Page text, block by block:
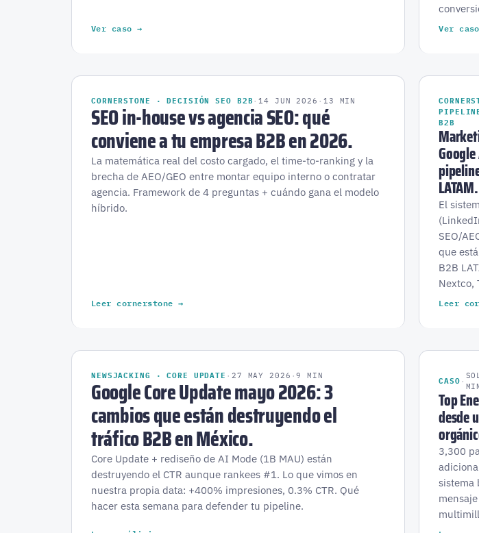
Ver caso → Ver
CORNERSTONE · DECISIÓN SEO B2B ·14 JUN 2026 · 13 MIN
SEO in-house vs agencia SEO: qué
conviene a tu empresa B2B en 2026.
La matemática real del costo cargado, el time-to-ranking y la
brecha de AEO/GEO entre montar equipo interno o contratar
agencia. Framework de 4 preguntas + cuándo gana el modelo
híbrido.
Leer cornerstone →
B2B
LATAM.
El
SEO/
que
B2B
Nextco,
Leer
NEWSJACKING · CORE UPDATE · 27 MAY 2026 ·9 MIN
Google Core Update mayo 2026: 3
cambios que están destruyendo el
tráfico B2B en México.
Core Update + rediseño de AI Mode (1B MAU) están
destruyendo el CTR aunque rankees #1. Lo que vimos en
nuestra propia data: +400% impresiones, 0.3% CTR. Qué
hacer esta semana para defender tu pipeline.
CASO ·
Top
desde
3,300
sistema